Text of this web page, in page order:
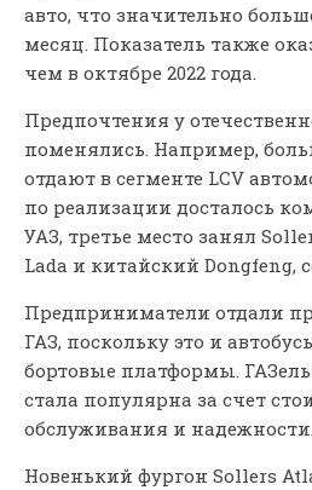
авто, что значительно
месяц. Показатель также
чем в октябре 2022 года.
Предпочтения у
поменялись. Например,
отдают в сегменте LCV
по реализации досталось
УАЗ, третье место занял
Lada и китайский Dongfeng,
Предприниматели отдали
ГАЗ, поскольку это и
бортовые платформы. ГАЗель
стала популярна за счет
обслуживания и надежности.
Новенький фургон Sollers